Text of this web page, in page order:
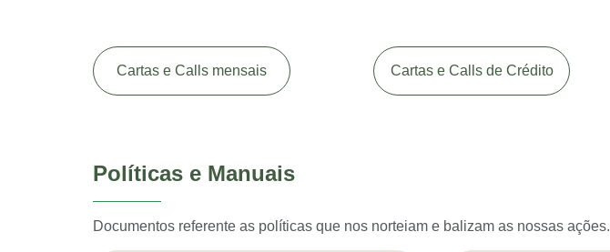
Cartas e Calls mensais Cartas e Calls de Crédito
Políticas e Manuais
Documentos referente as políticas que nos norteiam e balizam as nossas ações.